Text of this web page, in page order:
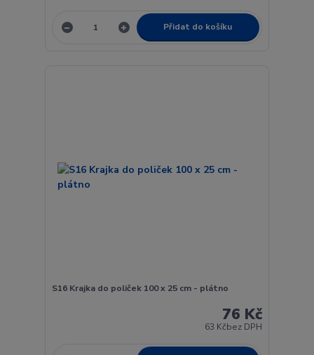
Přidat do košíku
S16 Krajka do poliček 100 x 25 cm - plátno
76 Kč
63 Kčbez DPH